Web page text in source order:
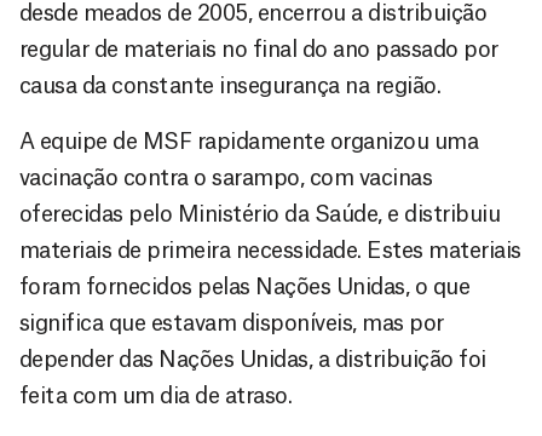
desde meados de 2005, encerrou a distribuição
regular de materiais no final do ano passado por
causa da constante insegurança na região.
A equipe de MSF rapidamente organizou uma
vacinação contra o sarampo, com vacinas
oferecidas pelo Ministério da Saúde, e distribuiu
materiais de primeira necessidade. Estes materiais
foram fornecidos pelas Nações Unidas, o que
significa que estavam disponíveis, mas por
depender das Nações Unidas, a distribuição foi
feita com um dia de atraso.